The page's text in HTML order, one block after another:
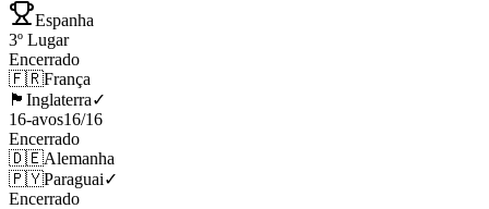
Espanha
3º Lugar
Encerrado
🇫🇷França
🏴󠁧󠁢󠁥󠁮󠁧󠁿 Inglaterra✓
16-avos16/16
Encerrado
🇩🇪Alemanha
🇵🇾Paraguai✓
Encerrado